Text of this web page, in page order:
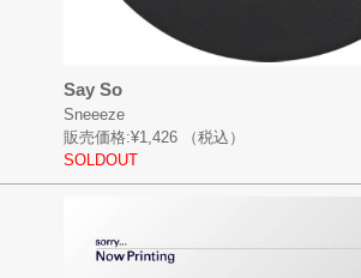
Say So
Sneeeze
販売価格:¥1,426
（税込）
SOLDOUT